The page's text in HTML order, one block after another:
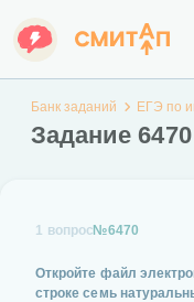
Банк заданий ЕГЭ по
Задание
1 вопрос№6470
Откройте файл
строке семь